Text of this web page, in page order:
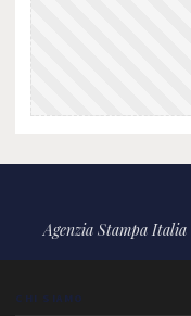
Agenzia Stampa
CHI SIAMO